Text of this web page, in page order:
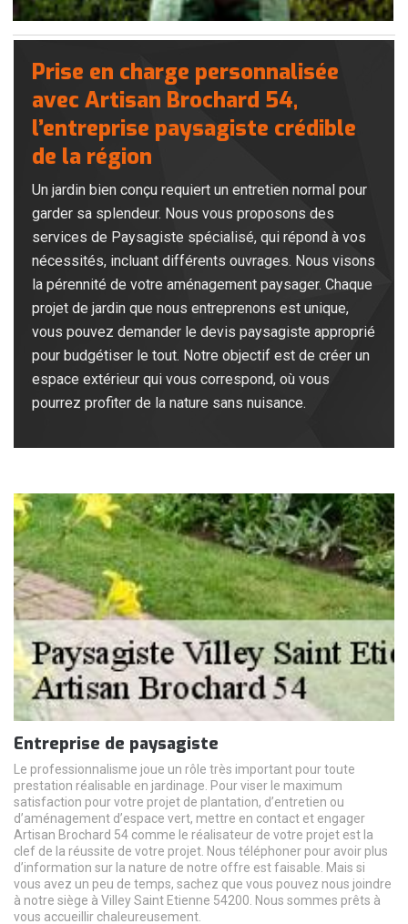
Prise en charge personnalisée
avec Artisan Brochard 54,
l’entreprise paysagiste crédible
de la région
Un jardin bien conçu requiert un entretien normal pour
garder sa splendeur. Nous vous proposons des
services de Paysagiste spécialisé, qui répond à vos
nécessités, incluant différents ouvrages. Nous visons
la pérennité de votre aménagement paysager. Chaque
projet de jardin que nous entreprenons est unique,
vous pouvez demander le devis paysagiste approprié
pour budgétiser le tout. Notre objectif est de créer un
espace extérieur qui vous correspond, où vous
pourrez profiter de la nature sans nuisance.
Entreprise de paysagiste
Le professionnalisme joue un rôle très important pour toute
prestation réalisable en jardinage. Pour viser le maximum
satisfaction pour votre projet de plantation, d’entretien ou
d’aménagement d’espace vert, mettre en contact et engager
Artisan Brochard 54 comme le réalisateur de votre projet est la
clef de la réussite de votre projet. Nous téléphoner pour avoir plus
d’information sur la nature de notre offre est faisable. Mais si
vous avez un peu de temps, sachez que vous pouvez nous joindre
à notre siège à Villey Saint Etienne 54200. Nous sommes prêts à
vous accueillir chaleureusement.